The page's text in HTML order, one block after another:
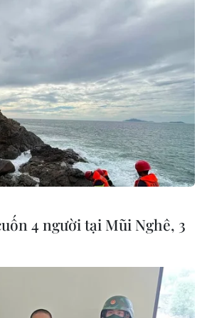
Huỳnh Thị Huyền Như (nguyên Phó
Chi nhánh Thành phố
thân.
4 người tại Mũi Nghê, 3